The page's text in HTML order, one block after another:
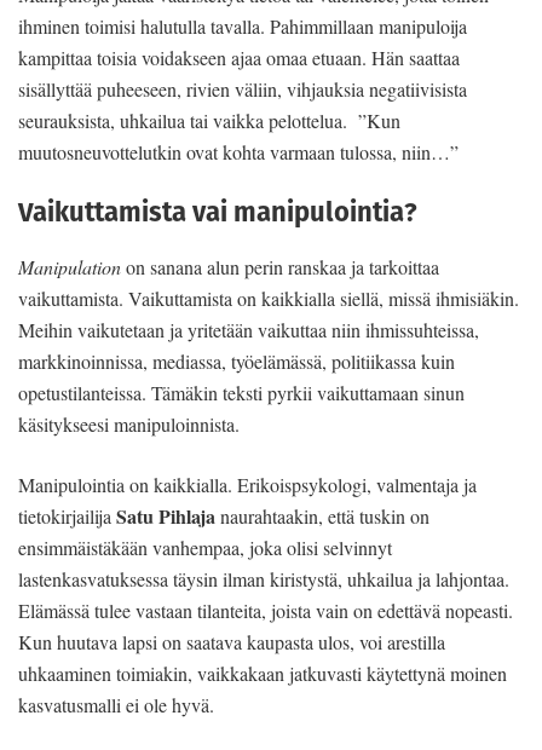
ihminen toimisi halutulla tavalla. Pahimmillaan manipuloija
kampittaa toisia voidakseen ajaa omaa etuaan. Hän saattaa
sisällyttää puheeseen, rivien väliin, vihjauksia negatiivisista
seurauksista, uhkailua tai vaikka pelottelua. ”Kun
muutosneuvottelutkin ovat kohta varmaan tulossa, niin…”
Vaikuttamista vai manipulointia?
Manipulationon sanana alun perin ranskaa ja tarkoittaa
vaikuttamista. Vaikuttamista on kaikkialla siellä, missä ihmisiäkin.
Meihin vaikutetaan ja yritetään vaikuttaa niin ihmissuhteissa,
markkinoinnissa, mediassa, työelämässä, politiikassa kuin
opetustilanteissa. Tämäkin teksti pyrkii vaikuttamaan sinun
käsitykseesi manipuloinnista.
Manipulointia on kaikkialla. Erikoispsykologi, valmentaja ja
tietokirjailijaSatu Pihlajanaurahtaakin, että tuskin on
ensimmäistäkään vanhempaa, joka olisi selvinnyt
lastenkasvatuksessa täysin ilman kiristystä, uhkailua ja lahjontaa.
Elämässä tulee vastaan tilanteita, joista vain on edettävä nopeasti.
Kun huutava lapsi on saatava kaupasta ulos, voi arestilla
uhkaaminen toimiakin, vaikkakaan jatkuvasti käytettynä moinen
kasvatusmalli ei ole hyvä.